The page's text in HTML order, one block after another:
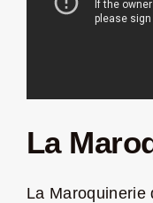
La
La Maroquinerie